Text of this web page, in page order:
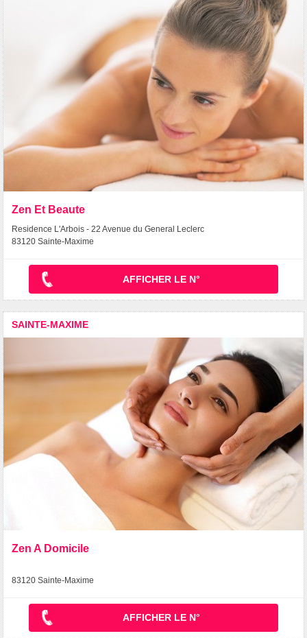
Zen Et Beaute
Residence L'Arbois - 22 Avenue du General Leclerc
83120 Sainte-Maxime
AFFICHER LE N°
SAINTE-MAXIME
Zen A Domicile
83120 Sainte-Maxime
AFFICHER LE N°